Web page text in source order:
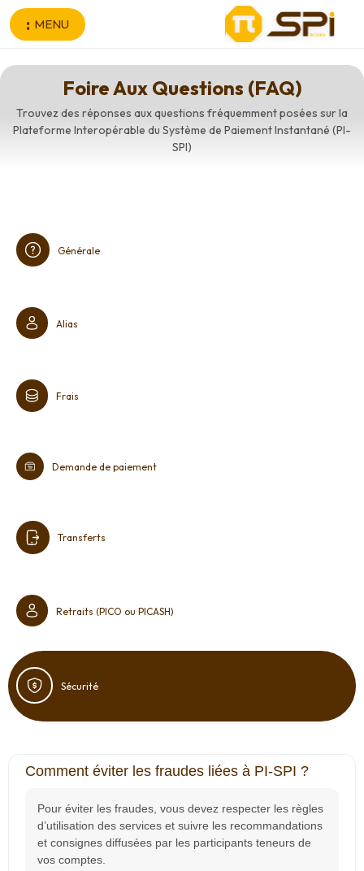
Aller au contenu principal
MENU
Foire Aux Questions (FAQ)
Trouvez des réponses aux questions fréquemment posées sur la
Plateforme Interopérable du Système de Paiement Instantané (PI-
SPI)
Générale
Alias
Frais
Demande de paiement
Transferts
Retraits (PICO ou PICASH)
Sécurité
Comment éviter les fraudes liées à PI‐SPI ?
Pour éviter les fraudes, vous devez respecter les règles
d’utilisation des services et suivre les recommandations
et consignes diffusées par les participants teneurs de
vos comptes.